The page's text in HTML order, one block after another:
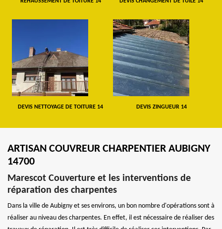
DEVIS NETTOYAGE DE TOITURE 14 DEVIS ZINGUEUR 14
ARTISAN COUVREUR CHARPENTIER AUBIGNY
14700
Marescot Couverture et les interventions de
réparation des charpentes
Dans la ville de Aubigny et ses environs, un bon nombre d'opérations sont à
réaliser au niveau des charpentes. En effet, il est nécessaire de réaliser des